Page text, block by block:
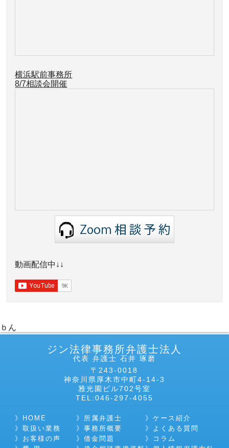
横浜駅前事務所
8/7相談会開催
動画配信中↓↓
ｂん
ジン法律事務所弁護士法人
代表 弁護士 石井 琢磨
〒243-0018
神奈川県厚木市中町4-14-3
雅光園ビル702号室
TEL:046-297-4055
HOME
取扱い業務
お客様の声
所属弁護士
事務所概要
借金問題
ケース紹介
よくある質問
コラム